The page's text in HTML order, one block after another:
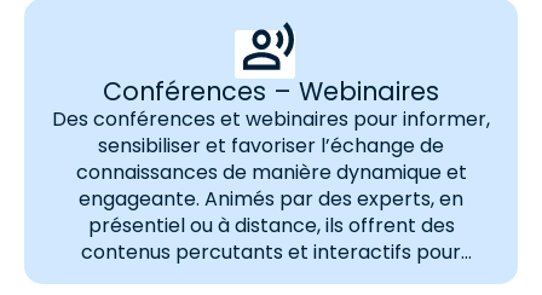
disponibles en présentiel ou en distanciel, sont
adaptés aux besoins spécifiques de votre…
Conférences – Webinaires
Des conférences et webinaires pour informer,
sensibiliser et favoriser l’échange de
connaissances de manière dynamique et
engageante. Animés par des experts, en
présentiel ou à distance, ils offrent des
contenus percutants et interactifs pour
captiver votre audience. Les bénéfices clés de